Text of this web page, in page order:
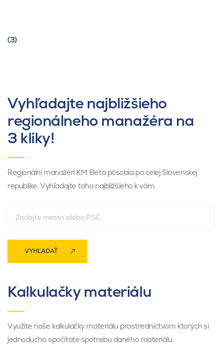
(3)
Vyhľadajte najbližšieho
regionálneho manažéra na
3 kliky!
Regionálni manažéri KM Beta pôsobia po celej Slovenskej
republike. Vyhľadajte toho najbližšieho k vám.
VYHĽADAŤ
Kalkulačky materiálu
Využite naše kalkulačky materiálu prostredníctvom ktorých si
jednoducho spočítate spotrebu daného materiálu.